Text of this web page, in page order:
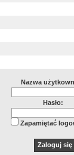
Nazwa
Hasło:
Zapamiętać